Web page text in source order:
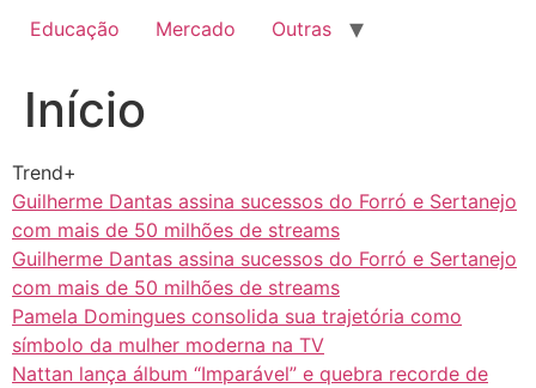
Educação
Mercado Outras
Início
Trend+
Guilherme Dantas assina sucessos do Forró e Sertanejo
com mais de 50 milhões de streams
Guilherme Dantas assina sucessos do Forró e Sertanejo
com mais de 50 milhões de streams
Pamela Domingues consolida sua trajetória como
símbolo da mulher moderna na TV
Nattan lança álbum “Imparável” e quebra recorde de